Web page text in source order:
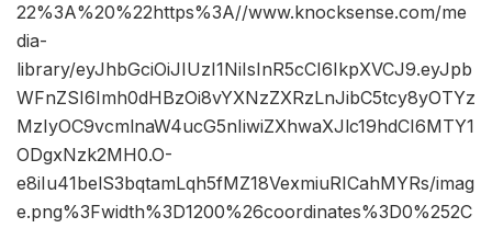
22%3A%20%22https%3A//www.knocksense.com/me
dia-
library/eyJhbGciOiJIUzI1NiIsInR5cCI6IkpXVCJ9.eyJpb
WFnZSI6Imh0dHBzOi8vYXNzZXRzLnJibC5tcy8yOTYz
MzIyOC9vcmlnaW4ucG5nIiwiZXhwaXJlc19hdCI6MTY1
ODgxNzk2MH0.O-
e8iIu41belS3bqtamLqh5fMZ18VexmiuRICahMYRs/imag
e.png%3Fwidth%3D1200%26coordinates%3D0%252C